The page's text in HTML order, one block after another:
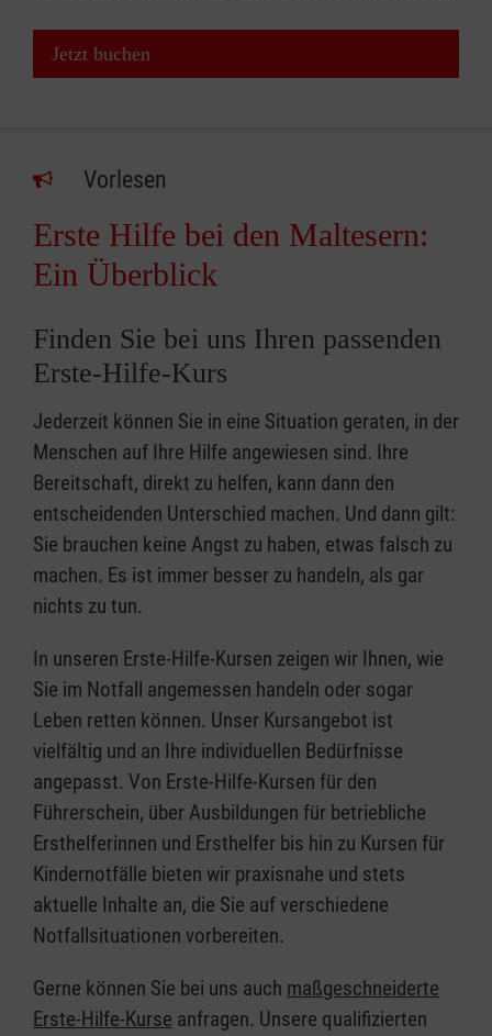
Jetzt buchen
Vorlesen
Erste Hilfe bei den Maltesern:
Ein Überblick
Finden Sie bei uns Ihren passenden
Erste-Hilfe-Kurs
Jederzeit können Sie in eine Situation geraten, in der
Menschen auf Ihre Hilfe angewiesen sind. Ihre
Bereitschaft, direkt zu helfen, kann dann den
entscheidenden Unterschied machen. Und dann gilt:
Sie brauchen keine Angst zu haben, etwas falsch zu
machen. Es ist immer besser zu handeln, als gar
nichts zu tun.
In unseren Erste-Hilfe-Kursen zeigen wir Ihnen, wie
Sie im Notfall angemessen handeln oder sogar
Leben retten können. Unser Kursangebot ist
vielfältig und an Ihre individuellen Bedürfnisse
angepasst. Von Erste-Hilfe-Kursen für den
Führerschein, über Ausbildungen für betriebliche
Ersthelferinnen und Ersthelfer bis hin zu Kursen für
Kindernotfälle bieten wir praxisnahe und stets
aktuelle Inhalte an, die Sie auf verschiedene
Notfallsituationen vorbereiten.
Gerne können Sie bei uns auch maßgeschneiderte
Erste-Hilfe-Kurse anfragen. Unsere qualifizierten